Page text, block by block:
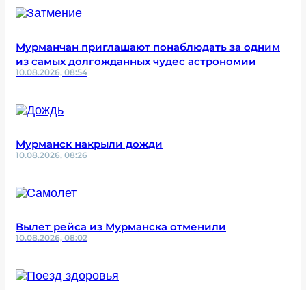
Мурманчан приглашают понаблюдать за одним
из самых долгожданных чудес астрономии
10.08.2026, 08:54
Мурманск накрыли дожди
10.08.2026, 08:26
Вылет рейса из Мурманска отменили
10.08.2026, 08:02